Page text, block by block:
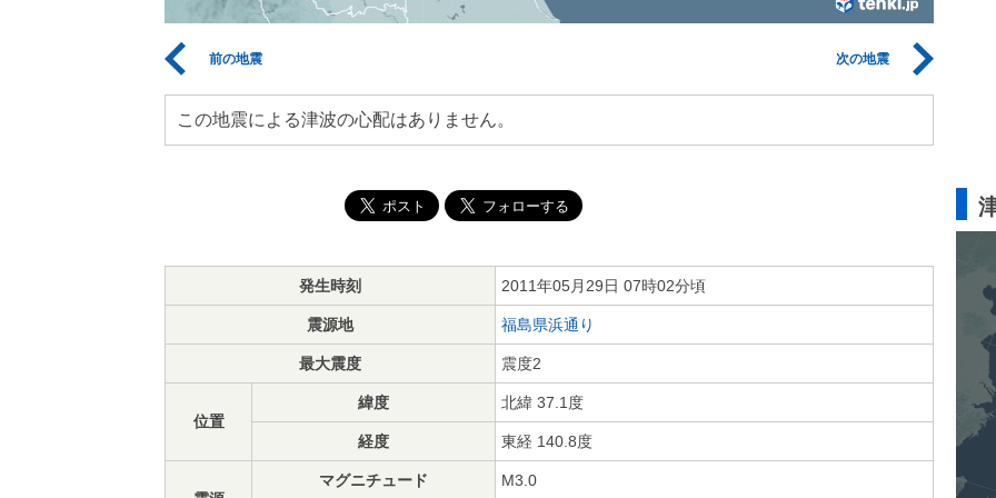
前の地震 次の地震
この地震による津波の心配はありません。
発生時刻 2011年05月29日 07時02分頃
震源地 福島県浜通り
最大震度 震度2
位置
緯度 北緯 37.1度
経度 東経 140.8度
マグニチュード M3.0